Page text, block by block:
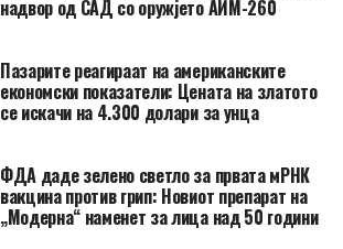
надвор од САД со оружјето АИМ-260
Пазарите реагираат на американските
економски показатели: Цената на златото
се искачи на 4.300 долари за унца
ФДА даде зелено светло за првата мРНК
вакцина против грип: Новиот препарат на
„Модерна“ наменет за лица над 50 години